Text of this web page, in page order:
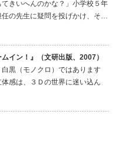
きいへんのかな？」小学校５年
の先生に疑問を投げかけ、そ…
ムイン！』（文研出版、2007）
黒（モノクロ）ではあります
感は、３Ｄの世界に迷い込ん